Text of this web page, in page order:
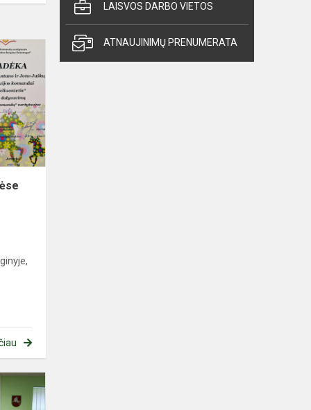
Šaunių
komandų
varžytuvėse
veiklos
LAISVOS DARBO VIETOS
ATNAUJINIMŲ PRENUMERATA